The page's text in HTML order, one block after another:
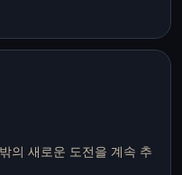
의 새로운 도전을 계속 추